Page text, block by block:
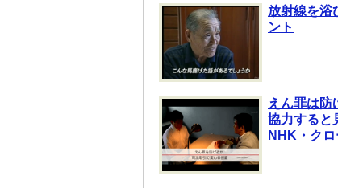
放射線を浴
ント
えん罪は防
協力すると
NHK・ク